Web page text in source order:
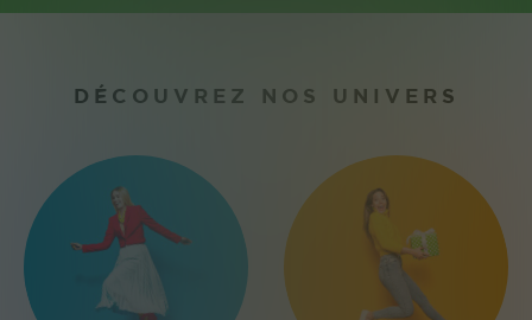
DÉCOUVREZ NOS UNIVERS